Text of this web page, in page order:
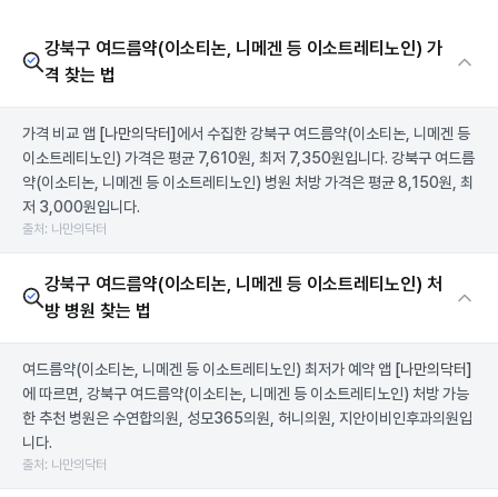
강북구 여드름약(이소티논, 니메겐 등 이소트레티노인) 가
격 찾는 법
가격 비교 앱 [나만의닥터] 에서 수집한 강북구 여드름약(이소티논, 니메겐 등
이소트레티노인) 가격은 평균 7,610원, 최저 7,350원입니다. 강북구 여드름
약(이소티논, 니메겐 등 이소트레티노인) 병원 처방 가격은 평균 8,150원, 최
저 3,000원입니다.
출처: 나만의닥터
강북구 여드름약(이소티논, 니메겐 등 이소트레티노인) 처
방 병원 찾는 법
여드름약(이소티논, 니메겐 등 이소트레티노인) 최저가 예약 앱 [나만의닥터]
에 따르면, 강북구 여드름약(이소티논, 니메겐 등 이소트레티노인) 처방 가능
한 추천 병원은 수연합의원, 성모365의원, 허니의원, 지안이비인후과의원입
니다.
출처: 나만의닥터